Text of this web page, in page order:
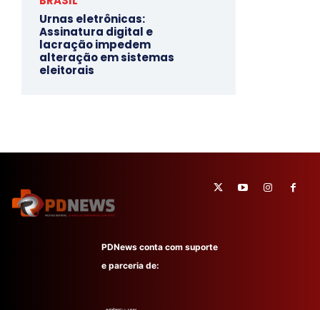
Urnas eletrônicas:
Assinatura digital e
lacração impedem
alteração em sistemas
eleitorais
PDNews conta com suporte
e parceria de: